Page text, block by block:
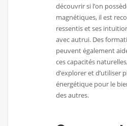
découvrir si l’on
magnétiques, il est
ressentis et ses
avec autrui. Des
peuvent également
ces capacités
d’explorer et d’utiliser
énergétique pour le
des autres.